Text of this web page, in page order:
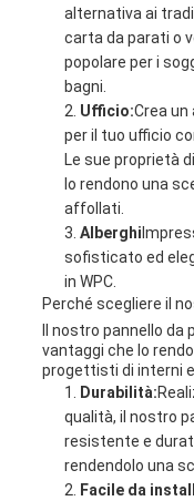
alternativa ai
carta da parati o
popolare per i
bagni.
Ufficio:Crea
per il tuo ufficio
Le sue proprietà
lo rendono una
affollati.
Alberghi
sofisticato ed
in WPC.
Perché scegliere il
Il nostro pannello
vantaggi che lo
progettisti di interni
Durabilità:
qualità, il nostro
resistente e
rendendolo una
Facile da